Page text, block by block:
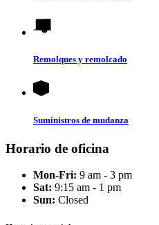
Remolques y remolcado
Suministros de mudanza
Horario de oficina
Mon-Fri: 9 am - 3 pm
Sat: 9:15 am - 1 pm
Sun: Closed